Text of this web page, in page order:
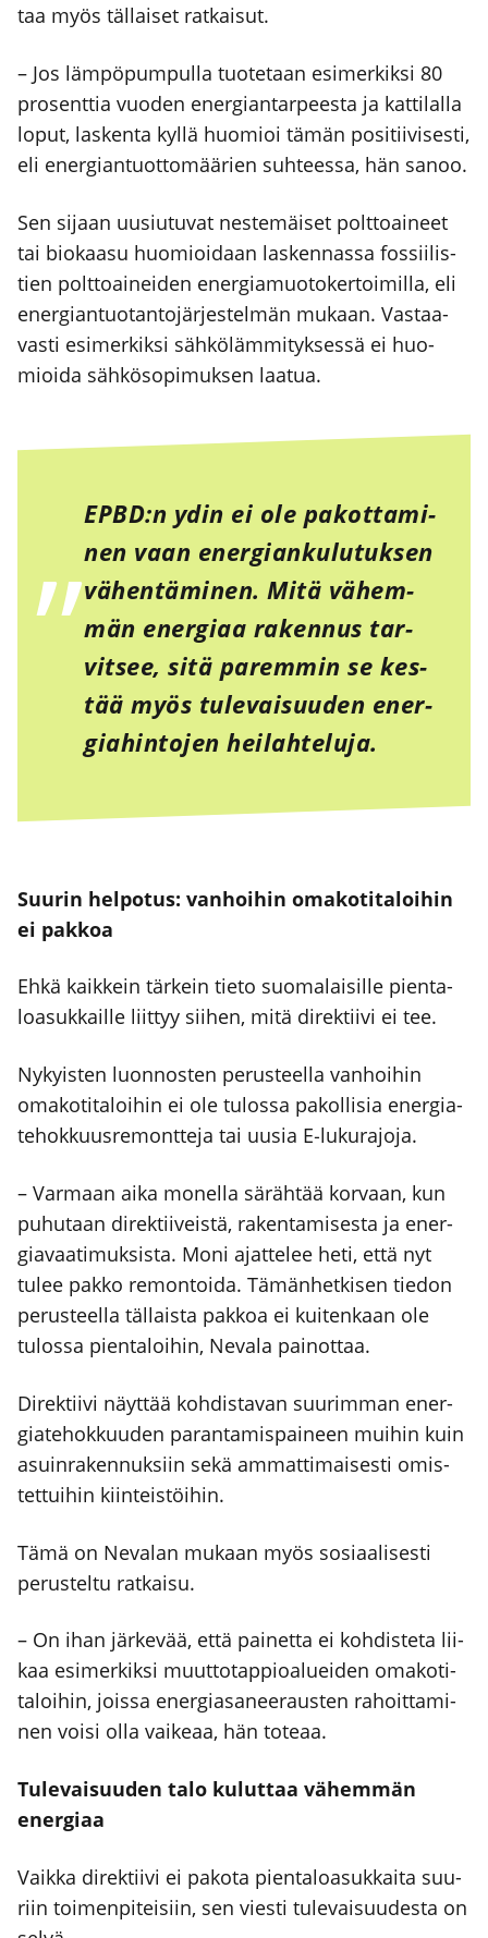
taa myös täl­lai­set rat­kai­sut.
– Jos läm­pö­pum­pul­la tuo­te­taan esi­mer­kik­si 80
pro­sent­tia vuo­den ener­gian­tar­pees­ta ja kat­ti­lal­la
loput, las­ken­ta kyl­lä huo­mioi tämän posi­tii­vi­ses­ti,
eli ener­gian­tuot­to­mää­rien suh­tees­sa, hän sanoo.
Sen sijaan uusiu­tu­vat nes­te­mäi­set polt­toai­neet
tai bio­kaa­su huo­mioi­daan las­ken­nas­sa fos­sii­lis­
tien polt­toai­nei­den ener­gia­muo­to­ker­toi­mil­la, eli
ener­gian­tuo­tan­to­jär­jes­tel­män mukaan. Vas­taa­
vas­ti esi­mer­kik­si säh­kö­läm­mi­tyk­ses­sä ei huo­
mioi­da säh­kö­so­pi­muk­sen laa­tua.
EPBD:n ydin ei ole pakot­ta­mi­
nen vaan ener­gian­ku­lu­tuk­sen
vähen­tä­mi­nen. Mitä vähem­
män ener­gi­aa raken­nus tar­
vit­see, sitä parem­min se kes­
tää myös tule­vai­suu­den ener­
gia­hin­to­jen hei­lah­te­lu­ja.
Suu­rin hel­po­tus: van­hoi­hin oma­ko­ti­ta­loi­hin
ei pak­koa
Ehkä kaik­kein tär­kein tie­to suo­ma­lai­sil­le pien­ta­
loa­suk­kail­le liit­tyy sii­hen, mitä direk­tii­vi ei tee.
Nykyis­ten luon­nos­ten perus­teel­la van­hoi­hin
oma­ko­ti­ta­loi­hin ei ole tulos­sa pakol­li­sia ener­gia­
te­hok­kuus­re­mont­te­ja tai uusia E‑lukurajoja.
– Var­maan aika monel­la säräh­tää kor­vaan, kun
puhu­taan direk­tii­veis­tä, raken­ta­mi­ses­ta ja ener­
gia­vaa­ti­muk­sis­ta. Moni ajat­te­lee heti, että nyt
tulee pak­ko remon­toi­da. Tämän­het­ki­sen tie­don
perus­teel­la täl­lais­ta pak­koa ei kui­ten­kaan ole
tulos­sa pien­ta­loi­hin, Neva­la pai­not­taa.
Direk­tii­vi näyt­tää koh­dis­ta­van suu­rim­man ener­
gia­te­hok­kuu­den paran­ta­mis­pai­neen mui­hin kuin
asuin­ra­ken­nuk­siin sekä ammat­ti­mai­ses­ti omis­
tet­tui­hin kiin­teis­töi­hin.
Tämä on Neva­lan mukaan myös sosi­aa­li­ses­ti
perus­tel­tu rat­kai­su.
– On ihan jär­ke­vää, että pai­net­ta ei koh­dis­te­ta lii­
kaa esi­mer­kik­si muut­to­tap­pio­aluei­den oma­ko­ti­
ta­loi­hin, jois­sa ener­gia­sa­nee­raus­ten rahoit­ta­mi­
nen voi­si olla vai­ke­aa, hän tote­aa.
Tule­vai­suu­den talo kulut­taa vähem­män
ener­gi­aa
Vaik­ka direk­tii­vi ei pako­ta pien­ta­loa­suk­kai­ta suu­
riin toi­men­pi­tei­siin, sen vies­ti tule­vai­suu­des­ta on